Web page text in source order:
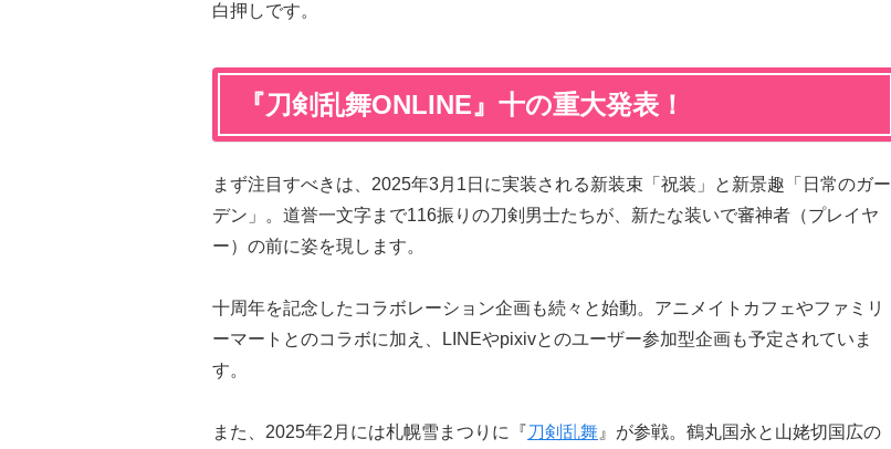
白押しです。
『刀剣乱舞ONLINE』十の重大発表！
まず注目すべきは、2025年3月1日に実装される新装束「祝装」と新景趣「日常のガー
デン」。道誉一文字まで116振りの刀剣男士たちが、新たな装いで審神者（プレイヤ
ー）の前に姿を現します。
十周年を記念したコラボレーション企画も続々と始動。アニメイトカフェやファミリ
ーマートとのコラボに加え、LINEやpixivとのユーザー参加型企画も予定されていま
す。
また、2025年2月には札幌雪まつりに『刀剣乱舞 』が参戦。鶴丸国永と山姥切国広の